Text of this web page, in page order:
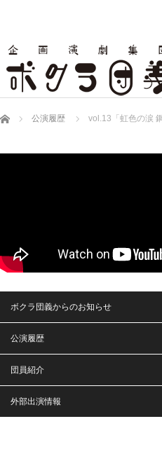
ホーム 公演履歴 vol.13「虹色の涙
ボクラ団義からのお知らせ
公演履歴
団員紹介
外部出演情報